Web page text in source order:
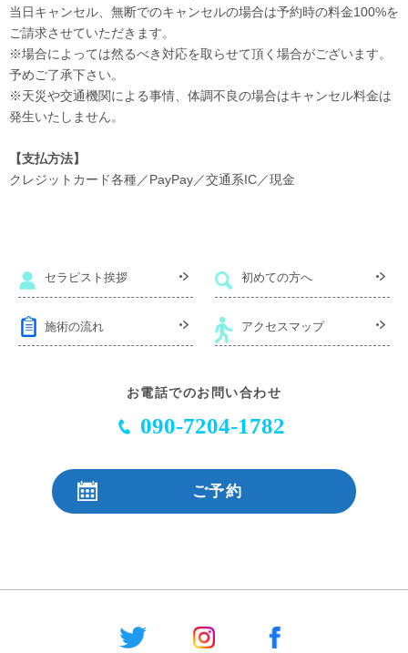
セラピスト挨拶 初めての方へ
施術の流れ アクセスマップ
当日キャンセル、無断でのキャンセルの場合は予約時の料金100%を
ご請求させていただきます。
※場合によっては然るべき対応を取らせて頂く場合がございます。
予めご了承下さい。
※天災や交通機関による事情、体調不良の場合はキャンセル料金は
発生いたしません。
【支払方法】
クレジットカード各種／PayPay／交通系IC／現金
お電話でのお問い合わせ
090-7204-1782
ご予約